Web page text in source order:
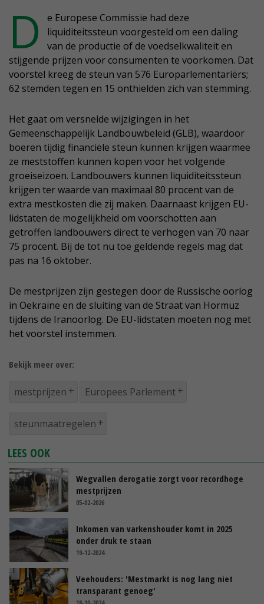
D
e Europese Commissie had deze
liquiditeitssteun voorgesteld om een daling
van de productie of de voedselkwaliteit en
stijgende prijzen voor consumenten te voorkomen. Dat
voorstel kreeg de steun van 576 Europarlementariërs;
62 stemden tegen en 15 onthielden zich van stemming.
Het gaat om versnelde wijzigingen in het
Gemeenschappelijk Landbouwbeleid (GLB), waardoor
boeren tijdig financiële steun kunnen krijgen waarmee
ze meststoffen kunnen kopen voor het volgende
groeiseizoen. Landbouwers kunnen liquiditeitssteun
krijgen ter waarde van maximaal 80 procent van de
extra mestkosten die zij maken. Daarnaast krijgen EU-
lidstaten de mogelijkheid om voorschotten aan
getroffen landbouwers direct te verhogen van 70 naar
75 procent. Bij de tot nu toe geldende regels mag dat
pas na 16 oktober.
De mestprijzen zijn gestegen door de Russische oorlog
in Oekraïne en de sluiting van de Straat van Hormuz
tijdens de Iranoorlog. De EU-lidstaten moeten nog met
het voorstel instemmen.
Bekijk meer over:
mestprijzen Europees Parlement
steunmaatregelen
LEES OOK
Wegvallen derogatie zorgt voor recordhoge
mestprijzen
05-02-2026
Inkomen van varkenshouder komt in 2025
onder druk te staan
19-12-2024
Veehouders: 'Mestmarkt is nog lang niet
transparant genoeg'